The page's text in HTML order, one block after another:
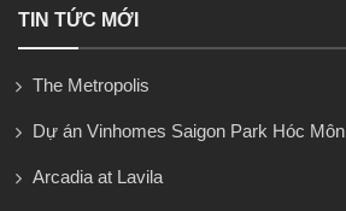
TIN TỨC MỚI
The Metropolis
Dự án Vinhomes Saigon Park Hóc Môn
Arcadia at Lavila